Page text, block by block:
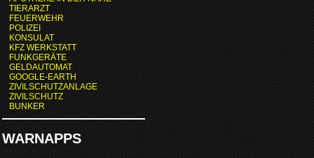
TIERARZT
FEUERWEHR
POLIZEI
KONSULAT
KFZ WERKSTATT
FUNKGERÄTE
GELDAUTOMAT
GOOGLE-EARTH
ZIVILSCHUTZANLAGE
ZIVILSCHUTZ
BUNKER
WARNAPPS